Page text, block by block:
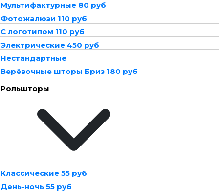
Мультифактурные 80 руб
Фотожалюзи 110 руб
С логотипом 110 руб
Электрические 450 руб
Нестандартные
Верёвочные шторы Бриз 180 руб
Рольшторы
Классические 55 руб
День-ночь 55 руб